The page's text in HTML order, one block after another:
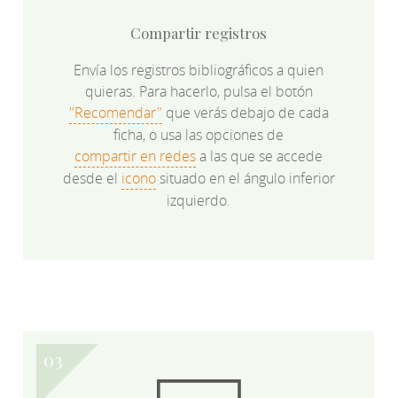
Compartir registros
Envía los registros bibliográficos a quien
quieras. Para hacerlo, pulsa el botón
"Recomendar" que verás debajo de cada
ficha, o usa las opciones de
compartir en redesa las que se accede
desde el iconosituado en el ángulo inferior
izquierdo.